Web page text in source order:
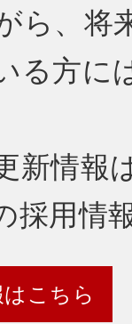
ら、将
る方に
新情報
採用情
こちら